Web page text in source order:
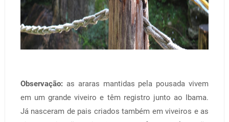
Observação:as araras mantidas pela pousada vivem
em um grande viveiro e têm registro junto ao Ibama.
Já nasceram de pais criados também em viveiros e as